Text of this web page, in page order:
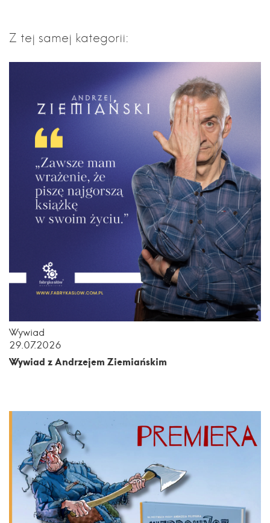
Z tej samej kategorii:
Wywiad
29.07.2026
Wywiad z Andrzejem Ziemiańskim